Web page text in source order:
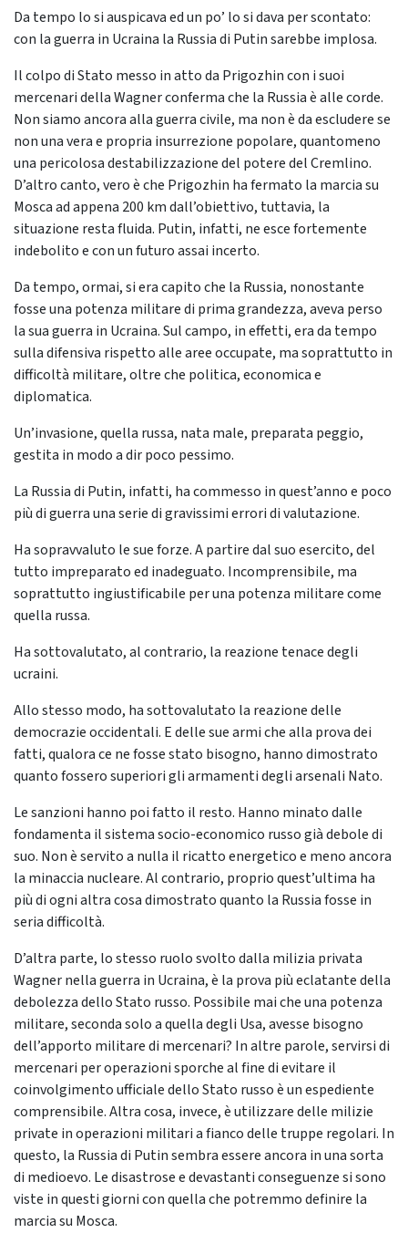
Da tempo lo si auspicava ed un po’ lo si dava per scontato:
con la guerra in Ucraina la Russia di Putin sarebbe implosa.
Il colpo di Stato messo in atto da Prigozhin con i suoi
mercenari della Wagner conferma che la Russia è alle corde.
Non siamo ancora alla guerra civile, ma non è da escludere se
non una vera e propria insurrezione popolare, quantomeno
una pericolosa destabilizzazione del potere del Cremlino.
D’altro canto, vero è che Prigozhin ha fermato la marcia su
Mosca ad appena 200 km dall’obiettivo, tuttavia, la
situazione resta fluida. Putin, infatti, ne esce fortemente
indebolito e con un futuro assai incerto.
Da tempo, ormai, si era capito che la Russia, nonostante
fosse una potenza militare di prima grandezza, aveva perso
la sua guerra in Ucraina. Sul campo, in effetti, era da tempo
sulla difensiva rispetto alle aree occupate, ma soprattutto in
difficoltà militare, oltre che politica, economica e
diplomatica.
Un’invasione, quella russa, nata male, preparata peggio,
gestita in modo a dir poco pessimo.
La Russia di Putin, infatti, ha commesso in quest’anno e poco
più di guerra una serie di gravissimi errori di valutazione.
Ha sopravvaluto le sue forze. A partire dal suo esercito, del
tutto impreparato ed inadeguato. Incomprensibile, ma
soprattutto ingiustificabile per una potenza militare come
quella russa.
Ha sottovalutato, al contrario, la reazione tenace degli
ucraini.
Allo stesso modo, ha sottovalutato la reazione delle
democrazie occidentali. E delle sue armi che alla prova dei
fatti, qualora ce ne fosse stato bisogno, hanno dimostrato
quanto fossero superiori gli armamenti degli arsenali Nato.
Le sanzioni hanno poi fatto il resto. Hanno minato dalle
fondamenta il sistema socio-economico russo già debole di
suo. Non è servito a nulla il ricatto energetico e meno ancora
la minaccia nucleare. Al contrario, proprio quest’ultima ha
più di ogni altra cosa dimostrato quanto la Russia fosse in
seria difficoltà.
D’altra parte, lo stesso ruolo svolto dalla milizia privata
Wagner nella guerra in Ucraina, è la prova più eclatante della
debolezza dello Stato russo. Possibile mai che una potenza
militare, seconda solo a quella degli Usa, avesse bisogno
dell’apporto militare di mercenari? In altre parole, servirsi di
mercenari per operazioni sporche al fine di evitare il
coinvolgimento ufficiale dello Stato russo è un espediente
comprensibile. Altra cosa, invece, è utilizzare delle milizie
private in operazioni militari a fianco delle truppe regolari. In
questo, la Russia di Putin sembra essere ancora in una sorta
di medioevo. Le disastrose e devastanti conseguenze si sono
viste in questi giorni con quella che potremmo definire la
marcia su Mosca.